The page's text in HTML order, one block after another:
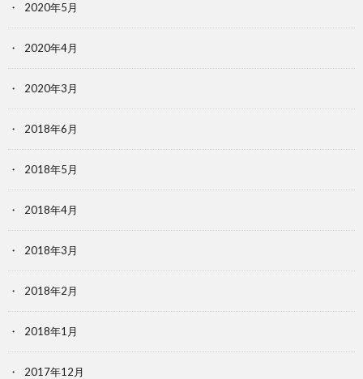
2020年5月
2020年4月
2020年3月
2018年6月
2018年5月
2018年4月
2018年3月
2018年2月
2018年1月
2017年12月